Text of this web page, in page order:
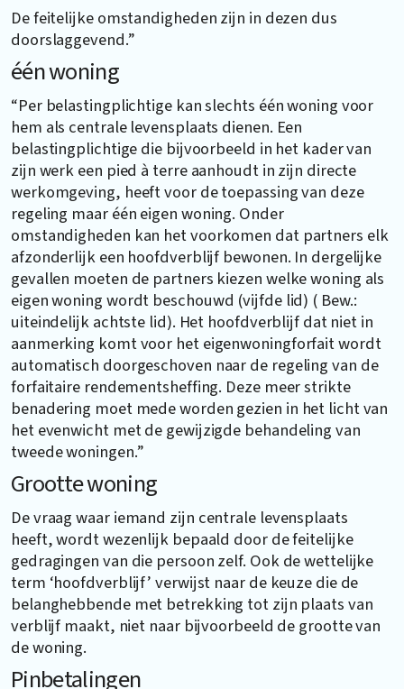
De feitelijke omstandigheden zijn in dezen dus
doorslaggevend.”
één woning
“Per belastingplichtige kan slechts één woning voor
hem als centrale levensplaats dienen. Een
belastingplichtige die bijvoorbeeld in het kader van
zijn werk een pied à terre aanhoudt in zijn directe
werkomgeving, heeft voor de toepassing van deze
regeling maar één eigen woning. Onder
omstandigheden kan het voorkomen dat partners elk
afzonderlijk een hoofdverblijf bewonen. In dergelijke
gevallen moeten de partners kiezen welke woning als
eigen woning wordt beschouwd (vijfde lid) ( Bew.:
uiteindelijk achtste lid). Het hoofdverblijf dat niet in
aanmerking komt voor het eigenwoningforfait wordt
automatisch doorgeschoven naar de regeling van de
forfaitaire rendementsheffing. Deze meer strikte
benadering moet mede worden gezien in het licht van
het evenwicht met de gewijzigde behandeling van
tweede woningen.”
Grootte woning
De vraag waar iemand zijn centrale levensplaats
heeft, wordt wezenlijk bepaald door de feitelijke
gedragingen van die persoon zelf. Ook de wettelijke
term ‘hoofdverblijf’ verwijst naar de keuze die de
belanghebbende met betrekking tot zijn plaats van
verblijf maakt, niet naar bijvoorbeeld de grootte van
de woning.
Pinbetalingen